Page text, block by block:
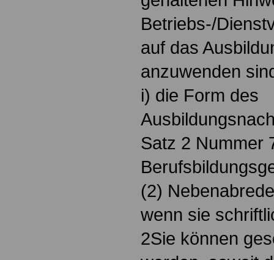
Betriebs-/
auf das
anzuwenden
i) die Form des
Satz 2 Nummer
(2)
wenn sie
2Sie können